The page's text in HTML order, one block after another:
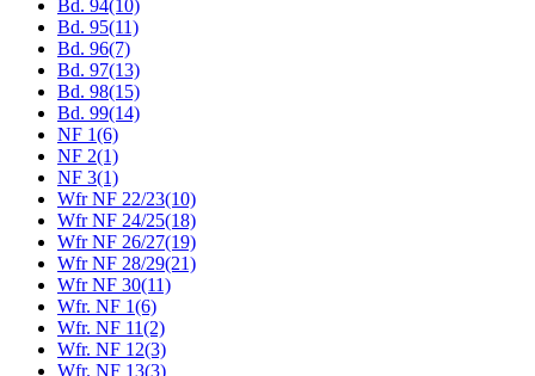
Bd. 94(10)
Bd. 95(11)
Bd. 96(7)
Bd. 97(13)
Bd. 98(15)
Bd. 99(14)
NF 1(6)
NF 2(1)
NF 3(1)
Wfr NF 22/23(10)
Wfr NF 24/25(18)
Wfr NF 26/27(19)
Wfr NF 28/29(21)
Wfr NF 30(11)
Wfr. NF 1(6)
Wfr. NF 11(2)
Wfr. NF 12(3)
Wfr. NF 13(3)